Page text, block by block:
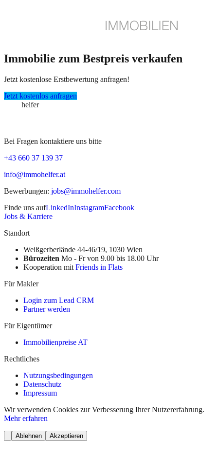
Immobilie zum Bestpreis verkaufen
Jetzt kostenlose Erstbewertung anfragen!
Jetzt kostenlos anfragen
helfer
Bei Fragen kontaktiere uns bitte
+43 660 37 139 37
info@immohelfer.at
Bewerbungen: jobs@immohelfer.com
Finde uns aufLinkedInInstagramFacebook
Jobs & Karriere
Standort
Weißgerberlände 44-46/19, 1030 Wien
Bürozeiten Mo - Fr von 9.00 bis 18.00 Uhr
Kooperation mit Friends in Flats
Für Makler
Login zum Lead CRM
Partner werden
Für Eigentümer
Immobilienpreise AT
Rechtliches
Nutzungsbedingungen
Datenschutz
Impressum
Wir verwenden Cookies zur Verbesserung Ihrer Nutzererfahrung.
Mehr erfahren
Ablehnen Akzeptieren